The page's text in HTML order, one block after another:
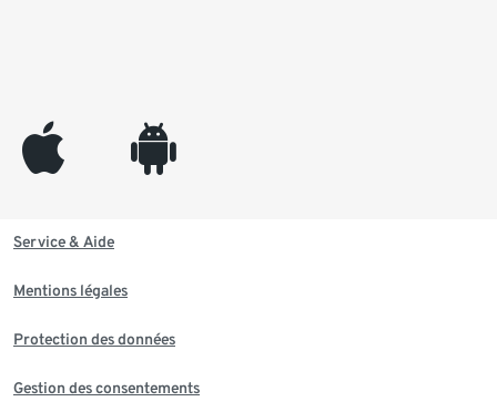
appleinc android
Service & Aide
Mentions légales
Protection des données
Gestion des consentements